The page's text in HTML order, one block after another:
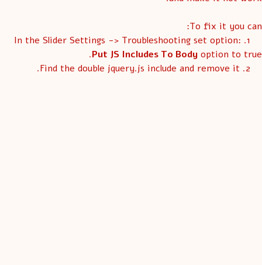
To fix it you can:
Put JS Includes To Body option to true.